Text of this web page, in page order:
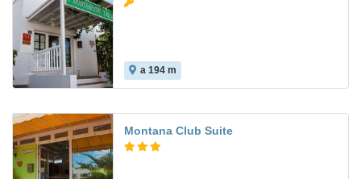
a 194 m
Montana Club Suite